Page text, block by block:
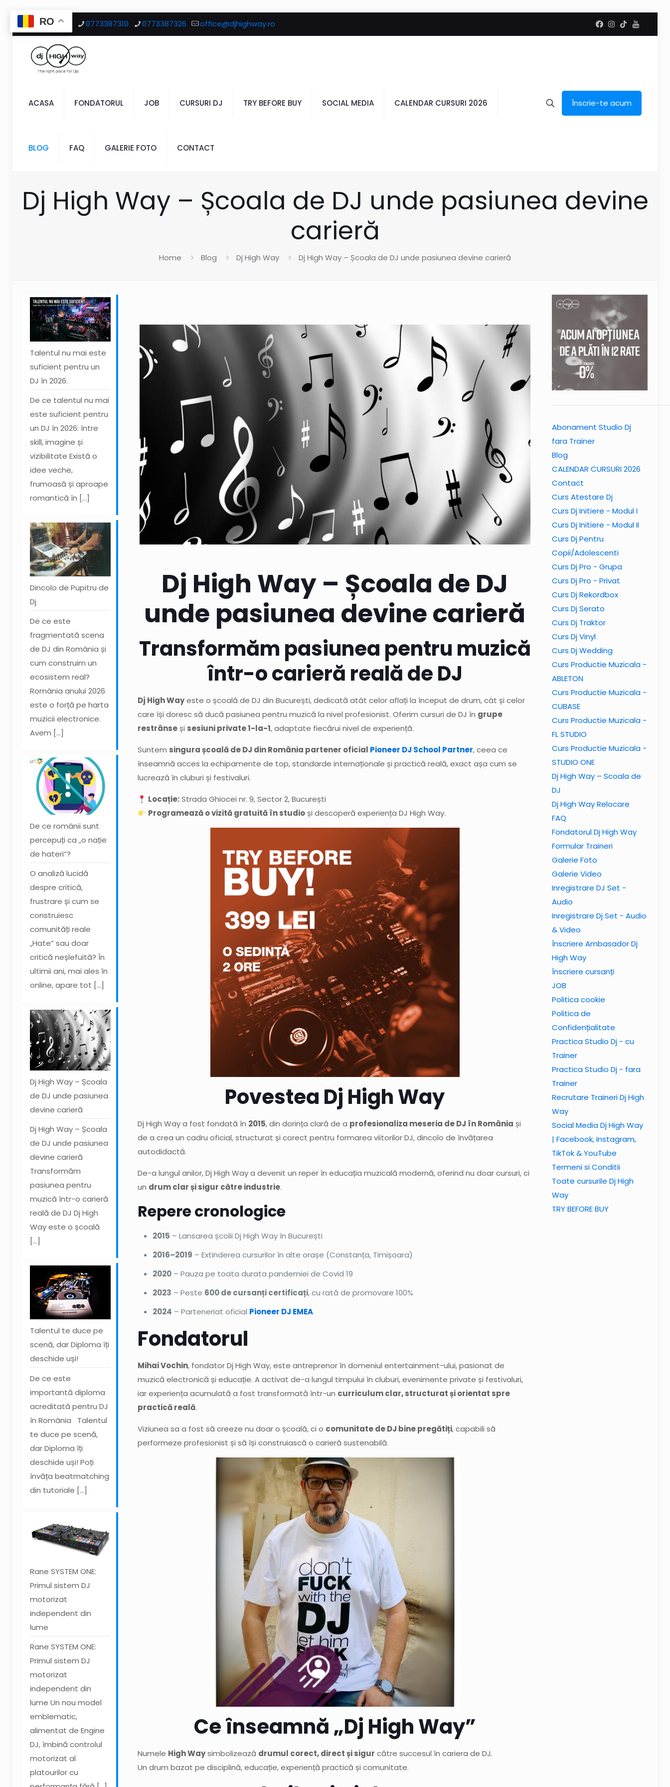
Ai întrebări? 0773387310 0773387326 office@djhighway.ro
ACASA FONDATORUL JOB CURSURI DJ TRY BEFORE BUY SOCIAL MEDIA CALENDAR CURSURI 2026
BLOG FAQ GALERIE FOTO CONTACT
Înscrie-te acum
Dj High Way – Școala de DJ unde pasiunea devine
carieră
Home Blog Dj High Way Dj High Way – Școala de DJ unde pasiunea devine carieră
Dj High Way – Școala de DJ
unde pasiunea devine carieră
Transformăm pasiunea pentru muzică
într-o carieră reală de DJ
Dj High Wayeste o școală de DJ din București, dedicată atât celor aflați la început de drum, cât și celor
care își doresc să ducă pasiunea pentru muzică la nivel profesionist. Oferim cursuri de DJ în grupe
restrânseși sesiuni private 1-la-1, adaptate fiecărui nivel de experiență.
Suntem singura școală de DJ din România partener oficial Pioneer DJ School Partner, ceea ce
înseamnă acces la echipamente de top, standarde internaționale și practică reală, exact așa cum se
lucrează în cluburi și festivaluri.
Locație:Strada Ghiocei nr. 9, Sector 2, București
Programează o vizită gratuită în studio și descoperă experiența DJ High Way.
Povestea Dj High Way
Dj High Way a fost fondată în 2015, din dorința clară de a profesionaliza meseria de DJ în România și
de a crea un cadru oficial, structurat și corect pentru formarea viitorilor DJ, dincolo de învățarea
autodidactă.
De-a lungul anilor, Dj High Way a devenit un reper în educația muzicală modernă, oferind nu doar cursuri, ci
un drum clar și sigur către industrie.
Repere cronologice
2015 – Lansarea școlii Dj High Way în București
2016–2019 – Extinderea cursurilor în alte orașe (Constanța, Timișoara)
2020– Pauza pe toata durata pandemiei de Covid 19
2023 – Peste 600 de cursanți certificați, cu rată de promovare 100%
2024 – Parteneriat oficial Pioneer DJ EMEA
Fondatorul
Mihai Vochin, fondator Dj High Way, este antreprenor în domeniul entertainment-ului, pasionat de
muzică electronică și educație. A activat de-a lungul timpului în cluburi, evenimente private și festivaluri,
iar experiența acumulată a fost transformată într-un curriculum clar, structurat și orientat spre
practică reală.
Viziunea sa a fost să creeze nu doar o școală, ci o comunitate de DJ bine pregătiți, capabili să
performeze profesionist și să își construiască o carieră sustenabilă.
Ce înseamnă „Dj High Way”
Numele High Waysimbolizează drumul corect, direct și sigur către succesul în cariera de DJ.
Un drum bazat pe disciplină, educație, experiență practică și comunitate.
Talentul nu mai este
suficient pentru un
DJ în 2026.
De ce talentul nu mai
este suficient pentru
un DJ în 2026: între
skill, imagine și
vizibilitate Există o
idee veche,
frumoasă și aproape
romantică în […]
Dincolo de Pupitru de
Dj
De ce este
fragmentată scena
de DJ din România și
cum construim un
ecosistem real?
România anului 2026
este o forță pe harta
muzicii electronice.
Avem […]
De ce românii sunt
percepuți ca „o nație
de hateri”?
O analiză lucidă
despre critică,
frustrare și cum se
construiesc
comunități reale
„Hate” sau doar
critică neșlefuită? În
ultimii ani, mai ales în
online, apare tot […]
Dj High Way – Școala
de DJ unde pasiunea
devine carieră
Dj High Way – Școala
de DJ unde pasiunea
devine carieră
Transformăm
pasiunea pentru
muzică într-o carieră
reală de DJ Dj High
Way este o școală
[…]
Talentul te duce pe
scenă, dar Diploma îți
deschide uși!
De ce este
importantă diploma
acreditată pentru DJ
în România Talentul
te duce pe scenă,
dar Diploma îți
deschide uși! Poți
învăța beatmatching
din tutoriale […]
Rane SYSTEM ONE:
Primul sistem DJ
motorizat
independent din
lume
Rane SYSTEM ONE:
Primul sistem DJ
motorizat
independent din
lume Un nou model
emblematic,
alimentat de Engine
DJ, îmbină controlul
motorizat al
platourilor cu
Abonament Studio Dj
fara Trainer
Blog
CALENDAR CURSURI 2026
Contact
Curs Atestare Dj
Curs Dj Initiere - Modul I
Curs Dj Initiere - Modul II
Curs Dj Pentru
Copii/Adolescenti
Curs Dj Pro - Grupa
Curs Dj Pro - Privat
Curs Dj Rekordbox
Curs Dj Serato
Curs Dj Traktor
Curs Dj Vinyl
Curs Dj Wedding
Curs Productie Muzicala -
ABLETON
Curs Productie Muzicala -
CUBASE
Curs Productie Muzicala -
FL STUDIO
Curs Productie Muzicala -
STUDIO ONE
Dj High Way – Scoala de
DJ
Dj High Way Relocare
FAQ
Fondatorul Dj High Way
Formular Traineri
Galerie Foto
Galerie Video
Inregistrare DJ Set -
Audio
Inregistrare Dj Set - Audio
& Video
Înscriere Ambasador Dj
High Way
Înscriere cursanți
JOB
Politica cookie
Politica de
Confidențialitate
Practica Studio Dj - cu
Trainer
Practica Studio Dj - fara
Trainer
Recrutare Traineri Dj High
Way
Social Media Dj High Way
| Facebook, Instagram,
TikTok & YouTube
Termeni si Conditii
Toate cursurile Dj High
Way
TRY BEFORE BUY
RO